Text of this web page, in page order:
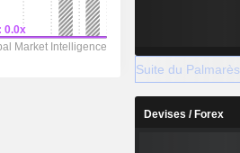
Suite du Palmarès
Devises / Forex